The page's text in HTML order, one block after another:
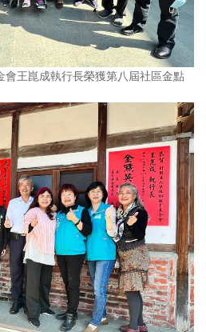
會王崑成執行長榮獲第八屆社區金點